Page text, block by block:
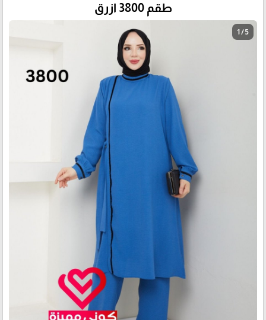
طقم 3800 ازرق
1 / 5